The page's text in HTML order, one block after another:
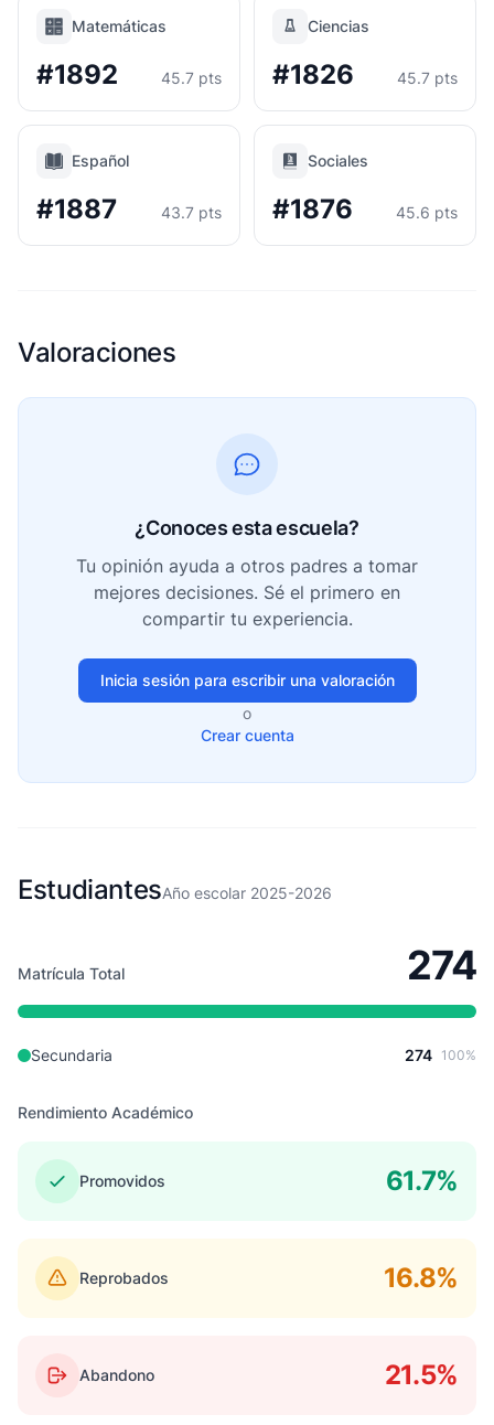
Matemáticas
#1892 45.7 pts
Ciencias
#1826 45.7 pts
Español
#1887 43.7 pts
Sociales
#1876 45.6 pts
Valoraciones
¿Conoces esta escuela?
Tu opinión ayuda a otros padres a tomar
mejores decisiones. Sé el primero en
compartir tu experiencia.
Inicia sesión para escribir una valoración
o
Crear cuenta
EstudiantesAño escolar 2025-2026
Matrícula Total 274
Secundaria 274 100%
Rendimiento Académico
Promovidos 61.7%
Reprobados 16.8%
Abandono 21.5%